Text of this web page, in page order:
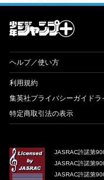
才能溢れる投稿作
ヘルプ／使い方
利用規約
集英社プライバシーガイドラ
特定商取引法の表示
JASRAC許諾第
JASRAC許諾第
JASRAC許諾第